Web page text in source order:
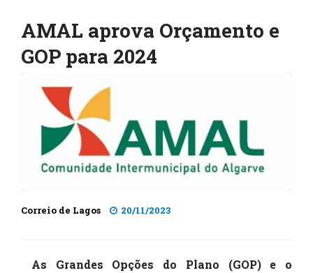
AMAL aprova Orçamento e
GOP para 2024
Correio de Lagos 20/11/2023
As Grandes Opções do Plano (GOP) e o